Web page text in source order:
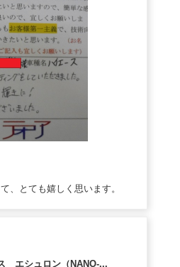
、とても嬉しく思います。
エシュロン（NANO-...